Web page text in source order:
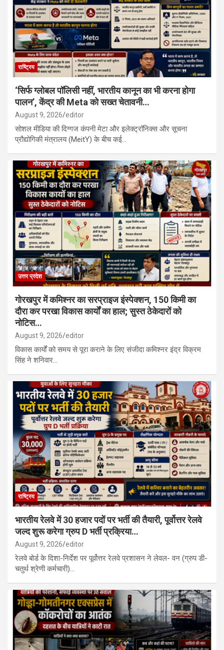
हारिस गिरफ्तार; अब तक 10 आरोपी दबोचे गए…
गोड्डा-गोमतीनगर एक्सप्रेस में कॉकरोचों का आतंक, दहशत के बीच यात्रियों ने
काटी रात…
राष्ट्रिय
‘सिर्फ ग्लोबल पॉलिसी नहीं, भारतीय कानून का भी करना होगा
पालन’, केंद्र की Meta को सख्त चेतावनी…
August 9, 2026 editor
सोशल मीडिया की दिग्गज कंपनी मेटा और इलेक्ट्रॉनिक्स और सूचना
प्रौद्योगिकी मंत्रालय (MeitY) के बीच कई…
उत्तर प्रदेश
गोरखपुर में कमिश्नर का सरप्राइज इंस्पेक्शन, 150 किमी का
दौरा कर परखा विकास कार्यों का हाल; सुस्त ठेकेदारों को
नोटिस…
August 9, 2026 editor
विकास कार्यों को समय से पूरा कराने के लिए संजीदा कमिश्नर इंद्र विक्रम
सिंह ने शनिवार…
राष्ट्रिय
भारतीय रेलवे में 30 हजार पदों पर भर्ती की तैयारी, पूर्वोत्तर रेलवे
जल्द शुरू करेगा ग्रुप D भर्ती प्रक्रिया…
August 9, 2026 editor
रेलवे बोर्ड के दिशा-निर्देश पर पूर्वोत्तर रेलवे प्रशासन ने लेवल- वन (ग्रुप डी-
चतुर्थ श्रेणी कर्मचारी)…